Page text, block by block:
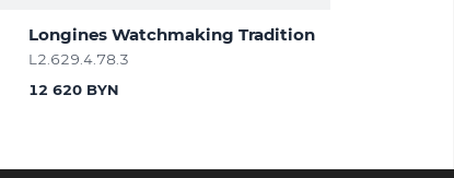
Longines Watchmaking Tradition
L2.629.4.78.3
12 620 BYN